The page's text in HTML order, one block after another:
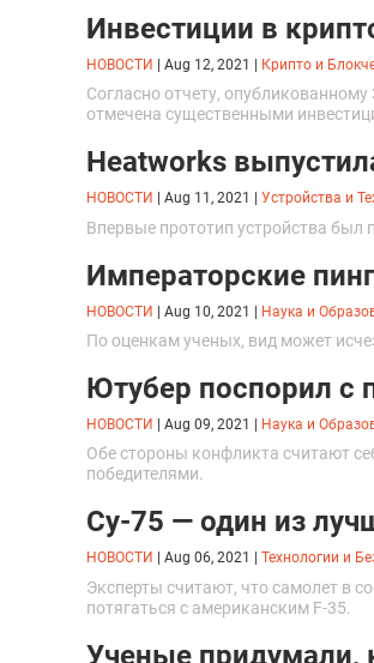
Инвестиции в
НОВОСТИ Aug 12, 2021 Крипто и
Согласно отчету,
отмечена существенными
Heatworks
НОВОСТИ Aug 11, 2021 Устройства и
Впервые прототип устройства был
Императорские
НОВОСТИ | Aug 10, 2021 | Наука и
По оценкам ученых, вид может
Ютубер поспорил с
НОВОСТИ Aug 09, 2021 Наука и
Обе стороны конфликта считают
победителями.
Су-75 — один из
НОВОСТИ Aug 06, 2021 Технологии и
Эксперты считают, что самолет в
потягаться с американским F-35.
Ученые придумали,